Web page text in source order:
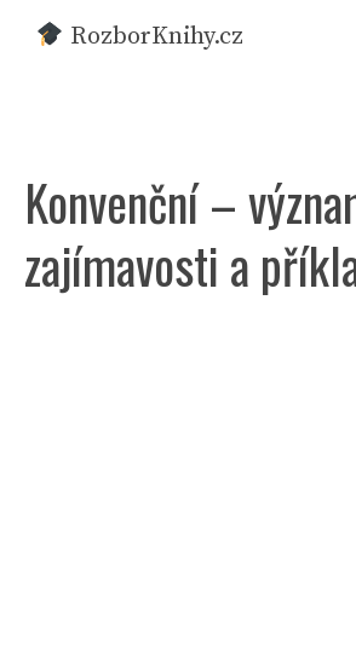
Přeskočit
RozborKnihy.cz
Konvenční –
zajímavosti a